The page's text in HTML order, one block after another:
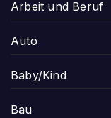
Arbeit und Beruf
Auto
Baby/Kind
Bau